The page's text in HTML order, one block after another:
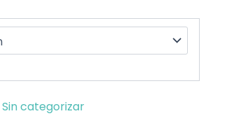
Sin categorizar